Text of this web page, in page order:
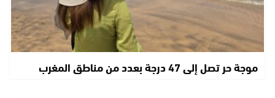
موجة حر تصل إلى 47 درجة بعدد من مناطق المغرب